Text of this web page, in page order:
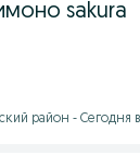
sakura
район - Сегодня